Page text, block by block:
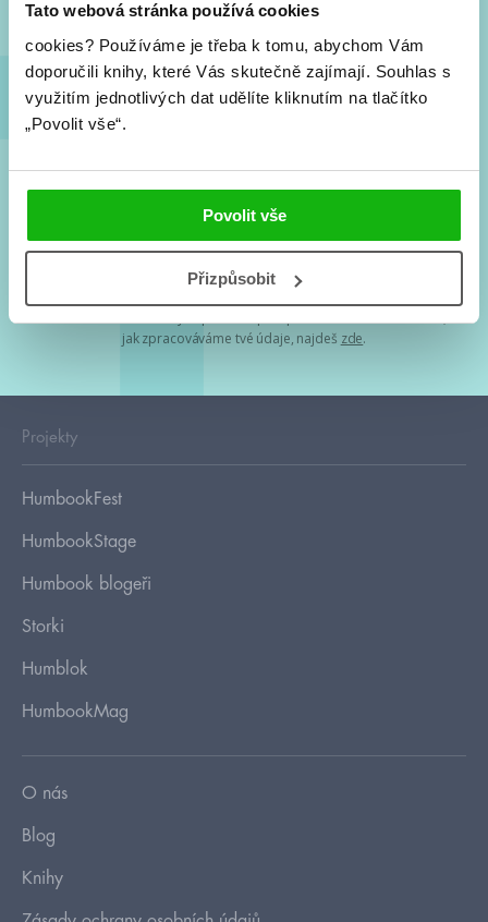
Tato webová stránka používá cookies
cookies? Používáme je třeba k tomu, abychom Vám
doporučili knihy, které Vás skutečně zajímají. Souhlas s
využitím jednotlivých dat udělíte kliknutím na tlačítko
„Povolit vše“.
Povolit vše
Přizpůsobit
Souhlasím spodmínkami zpracování osobních údajů
Tvá e-mailová adresa je u nás v bezpečí. Přečti si
jak zpracováváme tvé údaje, najdeš zde.
Projekty
HumbookFest
HumbookStage
Humbook blogeři
Storki
Humblok
HumbookMag
O nás
Blog
Knihy